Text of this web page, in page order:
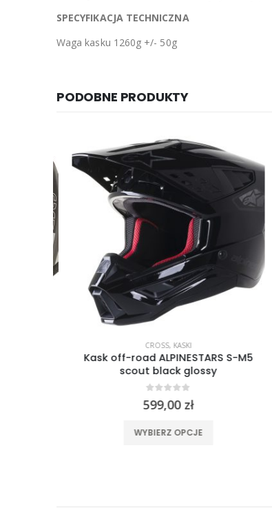
SPECYFIKACJA TECHNICZNA
Waga kasku 1260g +/- 50g
PODOBNE PRODUKTY
CROSS,KASKI
Kask off-road ALPINESTARS S-M5
scout black glossy
599,00zł
WYBIERZ OPCJE